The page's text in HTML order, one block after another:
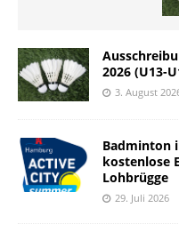
2026 (U13-
3. August
Badminton
kostenlose
Lohbrügge
29. Juli 2026